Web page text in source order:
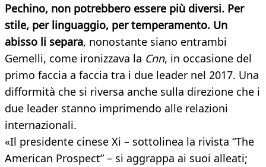
Pechino, non potrebbero essere più diversi. Per
stile, per linguaggio, per temperamento. Un
abisso li separa, nonostante siano entrambi
Gemelli, come ironizzava la Cnn, in occasione del
primo faccia a faccia tra i due leader nel 2017. Una
difformità che si riversa anche sulla direzione che i
due leader stanno imprimendo alle relazioni
internazionali.
«Il presidente cinese Xi – sottolinea la rivista “The
American Prospect” – si aggrappa ai suoi alleati;